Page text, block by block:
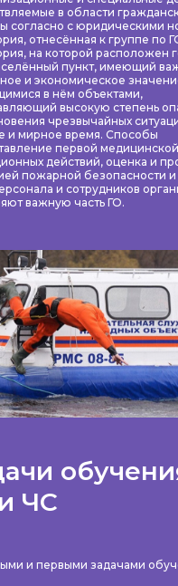
в области
согласно с юридическими
отнесённая к группе по
на которой расположен
пункт, имеющий
и экономическое
в нём объектами,
высокую степень
чрезвычайных
и мирное время. Способы
первой
действий, оценка и
пожарной безопасности и
и сотрудников
важную часть ГО.
ЧС
и первыми задачами